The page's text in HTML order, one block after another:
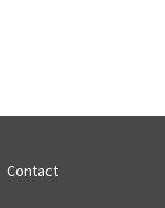
Contact